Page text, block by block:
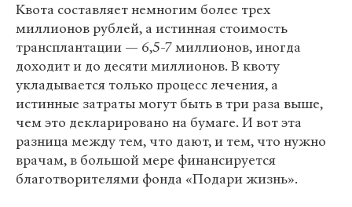
Квота составляет немногим более трех
миллионов рублей, а истинная стоимость
трансплантации — 6,5-7 миллионов, иногда
доходит и до десяти миллионов. В квоту
укладывается только процесс лечения, а
истинные затраты могут быть в три раза выше,
чем это декларировано на бумаге. И вот эта
разница между тем, что дают, и тем, что нужно
врачам, в большой мере финансируется
благотворителями фонда «Подари жизнь».